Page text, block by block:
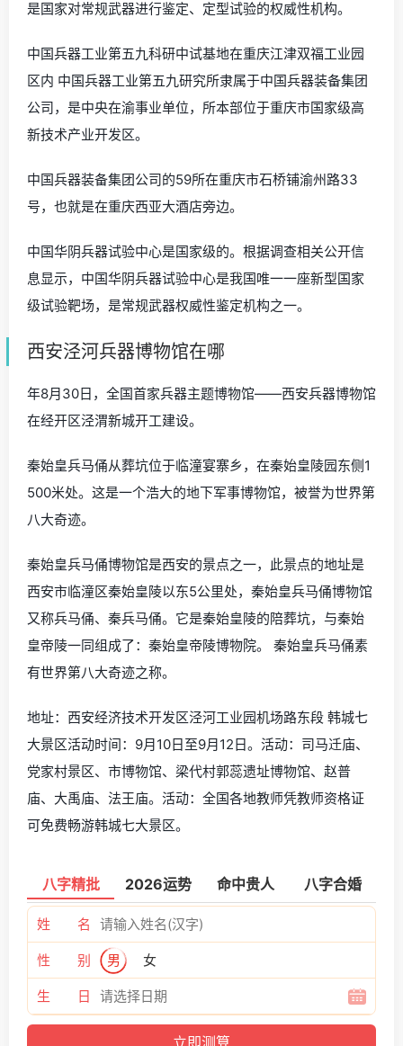
是国家对常规武器进行鉴定、定型试验的权威性机构。
中国兵器工业第五九科研中试基地在重庆江津双福工业园
区内 中国兵器工业第五九研究所隶属于中国兵器装备集团
公司，是中央在渝事业单位，所本部位于重庆市国家级高
新技术产业开发区。
中国兵器装备集团公司的59所在重庆市石桥铺渝州路33
号，也就是在重庆西亚大酒店旁边。
中国华阴兵器试验中心是国家级的。根据调查相关公开信
息显示，中国华阴兵器试验中心是我国唯一一座新型国家
级试验靶场，是常规武器权威性鉴定机构之一。
西安泾河兵器博物馆在哪
年8月30日，全国首家兵器主题博物馆——西安兵器博物馆
在经开区泾渭新城开工建设。
秦始皇兵马俑从葬坑位于临潼宴寨乡，在秦始皇陵园东侧1
500米处。这是一个浩大的地下军事博物馆，被誉为世界第
八大奇迹。
秦始皇兵马俑博物馆是西安的景点之一，此景点的地址是
西安市临潼区秦始皇陵以东5公里处，秦始皇兵马俑博物馆
又称兵马俑、秦兵马俑。它是秦始皇陵的陪葬坑，与秦始
皇帝陵一同组成了：秦始皇帝陵博物院。 秦始皇兵马俑素
有世界第八大奇迹之称。
地址：西安经济技术开发区泾河工业园机场路东段 韩城七
大景区活动时间：9月10日至9月12日。活动：司马迁庙、
党家村景区、市博物馆、梁代村郭蕊遗址博物馆、赵普
庙、大禹庙、法王庙。活动：全国各地教师凭教师资格证
可免费畅游韩城七大景区。
八字精批 2026运势 命中贵人 八字合婚
姓 名
性 别 男 女
生 日